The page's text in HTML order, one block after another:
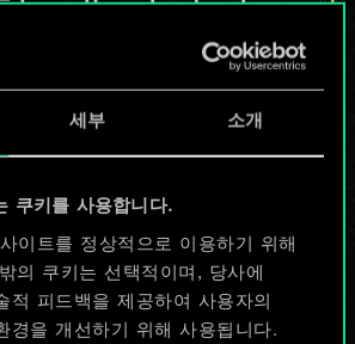
세부 소개
쿠키를 사용합니다.
이트를 정상적으로 이용하기 위해
의 쿠키는 선택적이며, 당사에
적 피드백을 제공하여 사용자의
경을 개선하기 위해 사용됩니다.
궁무진한
을 가지고
습니다!
짓기 & 가이드 작성하기